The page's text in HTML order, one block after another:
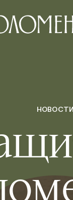
НОВОСТИ